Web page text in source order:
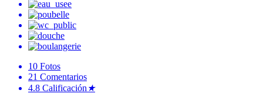
10 Fotos
21 Comentarios
4.8 Calificación ★